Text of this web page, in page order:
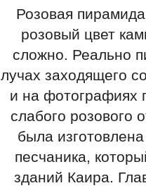
Розовая
розовый цвет
сложно. Реально
лучах заходящего
и на фотографиях
слабого розового
была
песчаника,
зданий Каира.